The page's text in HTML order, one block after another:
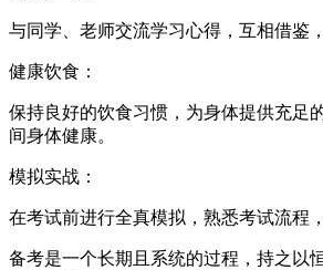
与同学、老师交流学习心得，互相借鉴
健康饮食：
保持良好的饮食习惯，为身体提供充足
间身体健康。
模拟实战：
在考试前进行全真模拟，熟悉考试流程
备考是一个长期且系统的过程，持之以